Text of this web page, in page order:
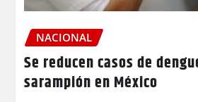
NACIONAL
Se reducen casos de
sarampión en México